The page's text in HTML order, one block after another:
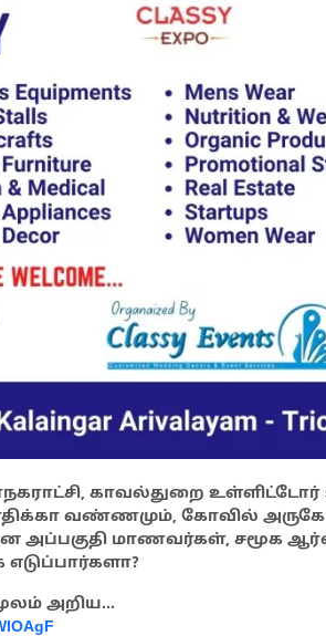
காவல்துறை
வண்ணமும், கோவில் அருகே
அப்பகுதி மாணவர்கள், சமூக
அறிய…